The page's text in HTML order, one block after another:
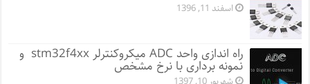
اسفند 11, 1396
راه اندازی واحد ADC میکروکنترلر stm32f4xx و
نمونه برداری با نرخ مشخص